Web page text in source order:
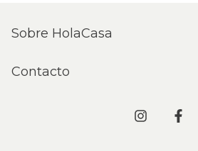
Sobre HolaCasa
Contacto